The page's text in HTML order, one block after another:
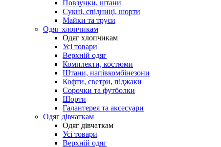
Повзунки, штани
Сукні, спідниці, шорти
Майки та труси
Одяг хлопчикам
Одяг хлопчикам
Усі товари
Верхній одяг
Комплекти, костюми
Штани, напівкомбінезони
Кофти, светри, піджаки
Сорочки та футболки
Шорти
Галантерея та аксесуари
Одяг дівчаткам
Одяг дівчаткам
Усі товари
Верхній одяг